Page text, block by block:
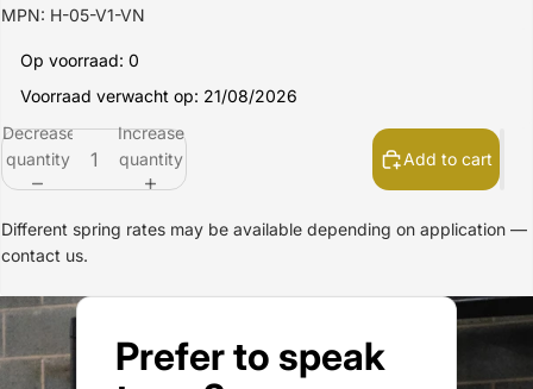
MPN: H-05-V1-VN
Op voorraad: 0
Voorraad verwacht op: 21/08/2026
Decrease
quantity
Increase
quantity
Add to cart
Different spring rates may be available depending on application —
contact us.
Prefer to speak